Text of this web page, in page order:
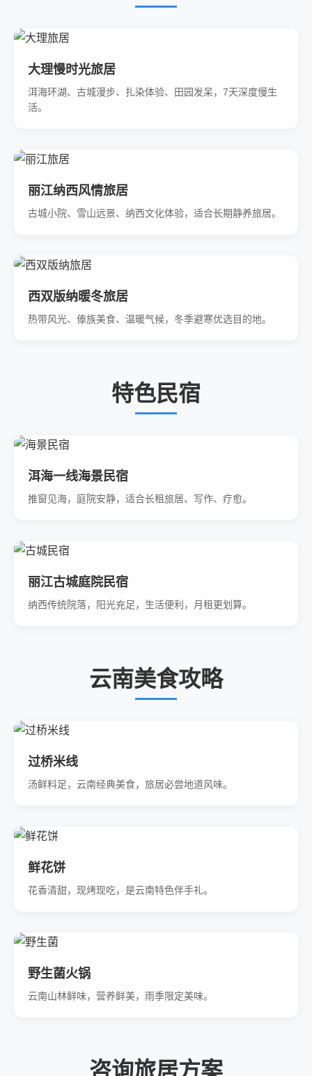
大理慢时光旅居
洱海环湖、古城漫步、扎染体验、田园发呆，7天深度慢生
活。
丽江纳西风情旅居
古城小院、雪山远景、纳西文化体验，适合长期静养旅居。
西双版纳暖冬旅居
热带风光、傣族美食、温暖气候，冬季避寒优选目的地。
特色民宿
洱海一线海景民宿
推窗见海，庭院安静，适合长租旅居、写作、疗愈。
丽江古城庭院民宿
纳西传统院落，阳光充足，生活便利，月租更划算。
云南美食攻略
过桥米线
汤鲜料足，云南经典美食，旅居必尝地道风味。
鲜花饼
花香清甜，现烤现吃，是云南特色伴手礼。
野生菌火锅
云南山林鲜味，营养鲜美，雨季限定美味。
咨询旅居方案